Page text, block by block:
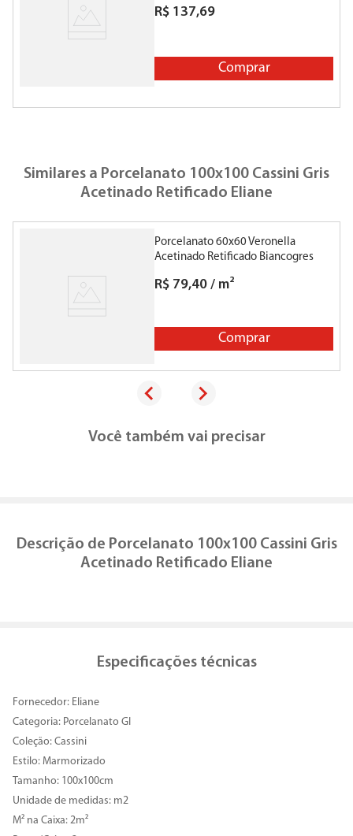
R$ 137,69
Comprar
Similares a Porcelanato 100x100 Cassini Gris
Acetinado Retificado Eliane
Porcelanato 60x60 Veronella
Acetinado Retificado Biancogres
R$ 79,40 / m²
Comprar
Você também vai precisar
Descrição de Porcelanato 100x100 Cassini Gris
Acetinado Retificado Eliane
Especificações técnicas
Fornecedor: Eliane
Categoria: Porcelanato GI
Coleção: Cassini
Estilo: Marmorizado
Tamanho: 100x100cm
Unidade de medidas: m2
M² na Caixa: 2m²